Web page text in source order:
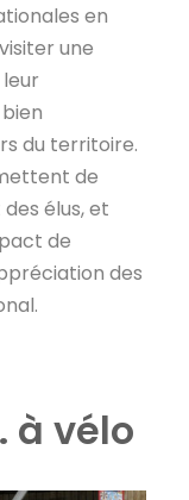
en
une
du territoire.
de
élus, et
de
des
à vélo